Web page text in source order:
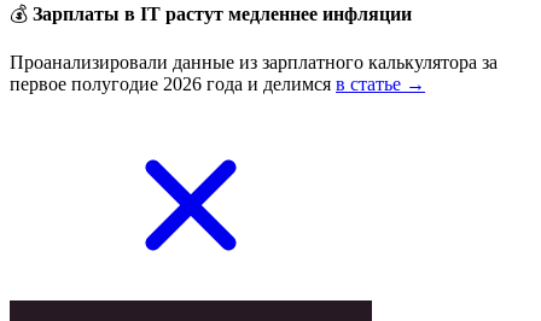
💰 Зарплаты в IT растут медленнее инфляции
Проанализировали данные из зарплатного калькулятора за
первое полугодие 2026 года и делимся в статье →